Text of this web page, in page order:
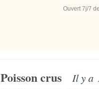
Ouvert 7j/7
Poisson crus Il y a